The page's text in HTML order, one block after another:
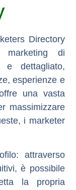
Directory
marketing di
e dettagliato,
esperienze e
una vasta
massimizzare
i marketer
: attraverso
è possibile
la propria